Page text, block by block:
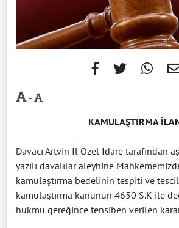
-
KAMULAŞTIRMA
Davacı Artvin İl Özel İdare tarafından
yazılı davalılar aleyhine
kamulaştırma bedelinin tespiti ve tescil
kamulaştırma kanunun 4650 S.K ile
hükmü gereğince tensiben verilen